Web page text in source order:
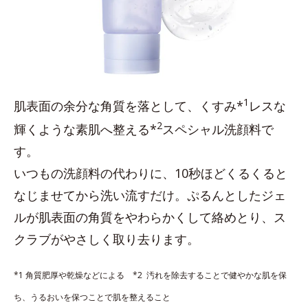
肌表面の余分な角質を落として、くすみ*1 レスな
輝くような素肌へ整える*2スペシャル洗顔料で
す。
いつもの洗顔料の代わりに、10秒ほどくるくると
なじませてから洗い流すだけ。ぷるんとしたジェ
ルが肌表面の角質をやわらかくして絡めとり、ス
クラブがやさしく取り去ります。
*1 角質肥厚や乾燥などによる *2 汚れを除去することで健やかな肌を保
ち、うるおいを保つことで肌を整えること